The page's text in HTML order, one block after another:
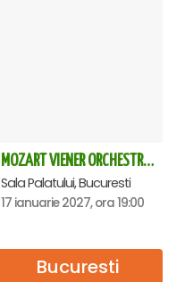
MOZART VIENER ORCHESTRA - CONCERT EXTRAORDINAR - Sala Palatului
Sala Palatului, Bucuresti
17 ianuarie 2027, ora 19:00
Bucuresti